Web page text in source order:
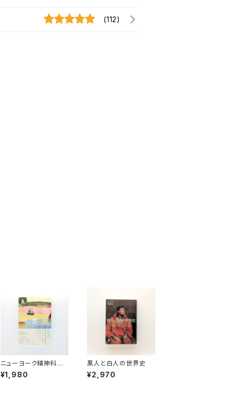
(112)
ニューヨーク精神科医
の人間図書館
¥1,980
黒人と白人の世界史
¥2,970